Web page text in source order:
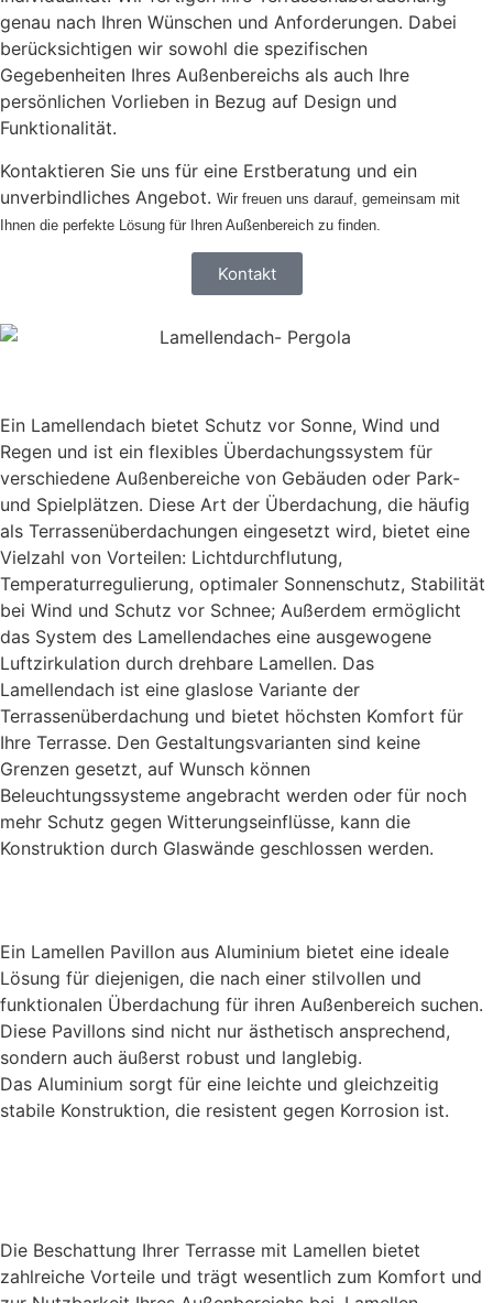
genau nach Ihren Wünschen und Anforderungen. Dabei
berücksichtigen wir sowohl die spezifischen
Gegebenheiten Ihres Außenbereichs als auch Ihre
persönlichen Vorlieben in Bezug auf Design und
Funktionalität.
Kontaktieren Sie uns für eine Erstberatung und ein
unverbindliches Angebot. Wir freuen uns darauf, gemeinsam mit
Ihnen die perfekte Lösung für Ihren Außenbereich zu finden.
Kontakt
Ein Lamellendach bietet Schutz vor Sonne, Wind und
Regen und ist ein flexibles Überdachungssystem für
verschiedene Außenbereiche von Gebäuden oder Park-
und Spielplätzen. Diese Art der Überdachung, die häufig
als Terrassenüberdachungen eingesetzt wird, bietet eine
Vielzahl von Vorteilen: Lichtdurchflutung,
Temperaturregulierung, optimaler Sonnenschutz, Stabilität
bei Wind und Schutz vor Schnee; Außerdem ermöglicht
das System des Lamellendaches eine ausgewogene
Luftzirkulation durch drehbare Lamellen. Das
Lamellendach ist eine glaslose Variante der
Terrassenüberdachung und bietet höchsten Komfort für
Ihre Terrasse. Den Gestaltungsvarianten sind keine
Grenzen gesetzt, auf Wunsch können
Beleuchtungssysteme angebracht werden oder für noch
mehr Schutz gegen Witterungseinflüsse, kann die
Konstruktion durch Glaswände geschlossen werden.
Ein Lamellen Pavillon aus Aluminium bietet eine ideale
Lösung für diejenigen, die nach einer stilvollen und
funktionalen Überdachung für ihren Außenbereich suchen.
Diese Pavillons sind nicht nur ästhetisch ansprechend,
sondern auch äußerst robust und langlebig.
Das Aluminium sorgt für eine leichte und gleichzeitig
stabile Konstruktion, die resistent gegen Korrosion ist.
Die Beschattung Ihrer Terrasse mit Lamellen bietet
zahlreiche Vorteile und trägt wesentlich zum Komfort und